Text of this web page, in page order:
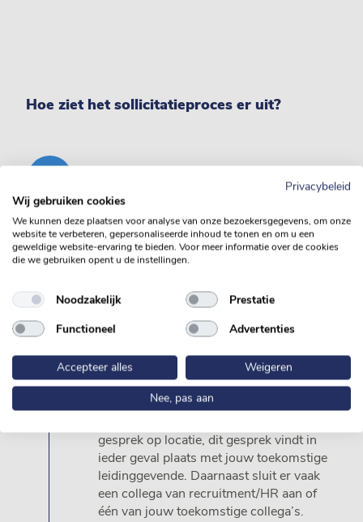
Hoe ziet het sollicitatieproces er uit?
Stap 1 Kennismaking
Na jouw sollicitatie neemt een van onze
recruiters contact met je op voor een
informele kennismaking. Via een
telefonisch gesprek is er een eerste
wederzijdse kennismaking. Wij leren jou
vragen stellen over ons bedrijf en de
functie. Afhankelijk van de functie kan een
assessment onderdeel zijn van de
sollicitatieprocedure.
Stap 2 Eerste gesprek
gesprek op locatie, dit gesprek vindt in
ieder geval plaats met jouw toekomstige
leidinggevende. Daarnaast sluit er vaak
een collega van recruitment/HR aan of
één van jouw toekomstige collega’s.
Privacybeleid
Wij gebruiken cookies
We kunnen deze plaatsen voor analyse van onze bezoekersgegevens, om onze
website te verbeteren, gepersonaliseerde inhoud te tonen en om u een
geweldige website-ervaring te bieden. Voor meer informatie over de cookies
die we gebruiken opent u de instellingen.
Noodzakelijk
Prestatie
Functioneel
Advertenties
Accepteer alles
Weigeren
Nee, pas aan